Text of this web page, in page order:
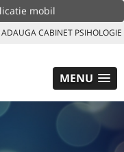
mobil
ADAUGA CABINET PSIHOLOGIE
MENU